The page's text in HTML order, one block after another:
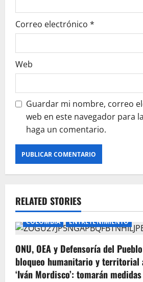
Correo electrónico *
Web
Guardar mi nombre, correo
web en este navegador para
haga un comentario.
RELATED STORIES
COLOMBIA ENTRETENIMIENTO
ONU, OEA y Defensoría del
bloqueo humanitario y territorial
‘Iván Mordisco’: tomarán medidas